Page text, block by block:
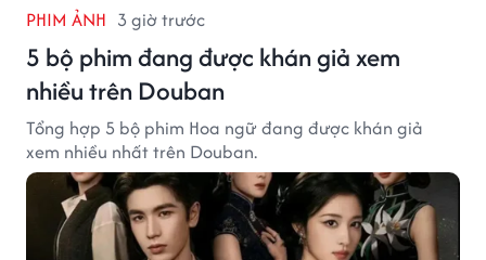
PHIM ẢNH 3 giờ trước
5 bộ phim đang được khán giả xem
nhiều trên Douban
Tổng hợp 5 bộ phim Hoa ngữ đang được khán giả
xem nhiều nhất trên Douban.